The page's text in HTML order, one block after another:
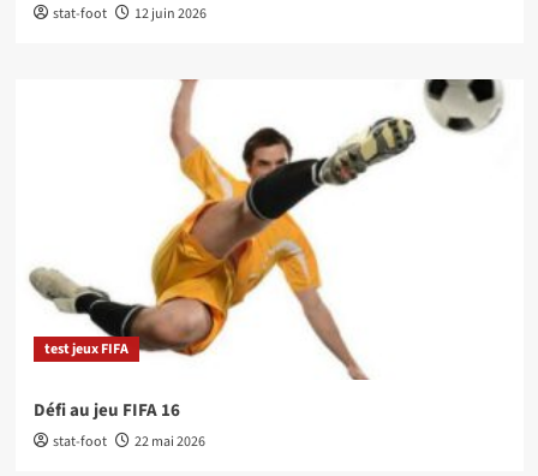
stat-foot 12 juin 2026
test jeux FIFA
Défi au jeu FIFA 16
stat-foot 22 mai 2026